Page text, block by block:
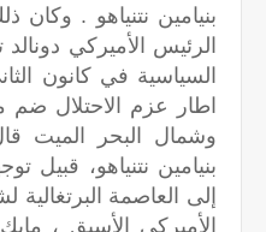
بنيامين نتنياهو .
الرئيس الأميركي
اطار عزم الاحتلال ضم
وشمال البحر الميت
إلى العاصمة البرتغالية
الأميركي الأسبق ،